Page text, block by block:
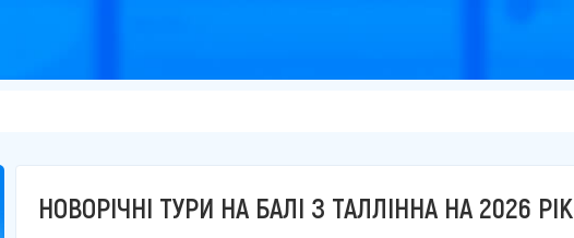
НОВОРІЧНІ ТУРИ НА БАЛІ З ТАЛЛІННА НА 2026 РІК